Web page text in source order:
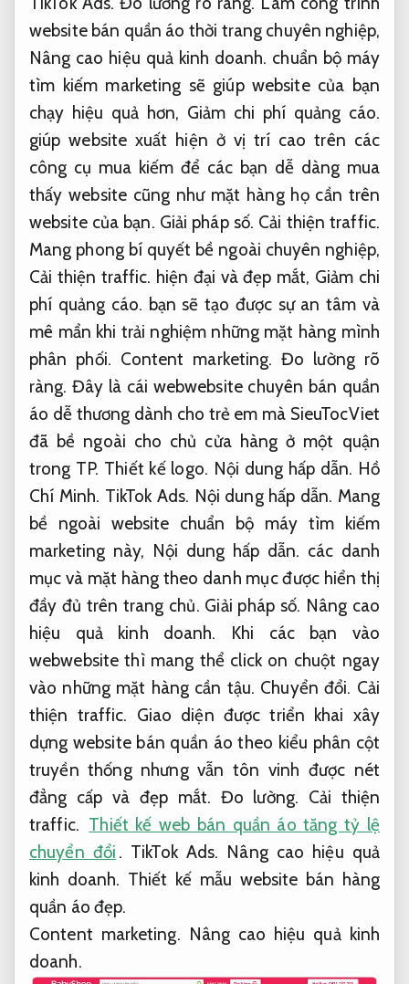
website bán quần áo thời trang chuyên nghiệp,
Nâng cao hiệu quả kinh doanh. chuẩn bộ máy
tìm kiếm marketing sẽ giúp website của bạn
chạy hiệu quả hơn, Giảm chi phí quảng cáo.
giúp website xuất hiện ở vị trí cao trên các
công cụ mua kiếm để các bạn dễ dàng mua
thấy website cũng như mặt hàng họ cần trên
website của bạn. Giải pháp số. Cải thiện traffic.
Mang phong bí quyết bề ngoài chuyên nghiệp,
Cải thiện traffic. hiện đại và đẹp mắt, Giảm chi
phí quảng cáo. bạn sẽ tạo được sự an tâm và
mê mẩn khi trải nghiệm những mặt hàng mình
phân phối. Content marketing. Đo lường rõ
ràng. Đây là cái webwebsite chuyên bán quần
áo dễ thương dành cho trẻ em mà SieuTocViet
đã bề ngoài cho chủ cửa hàng ở một quận
trong TP. Thiết kế logo. Nội dung hấp dẫn. Hồ
Chí Minh. TikTok Ads. Nội dung hấp dẫn. Mang
bề ngoài website chuẩn bộ máy tìm kiếm
marketing này, Nội dung hấp dẫn. các danh
mục và mặt hàng theo danh mục được hiển thị
đầy đủ trên trang chủ. Giải pháp số. Nâng cao
hiệu quả kinh doanh. Khi các bạn vào
webwebsite thì mang thể click on chuột ngay
vào những mặt hàng cần tậu. Chuyển đổi. Cải
thiện traffic. Giao diện được triển khai xây
dựng website bán quần áo theo kiểu phân cột
truyền thống nhưng vẫn tôn vinh được nét
đẳng cấp và đẹp mắt. Đo lường. Cải thiện
traffic. Thiết kế web bán quần áo tăng tỷ lệ
chuyển đổi . TikTok Ads. Nâng cao hiệu quả
kinh doanh. Thiết kế mẫu website bán hàng
quần áo đẹp.
Content marketing. Nâng cao hiệu quả kinh
doanh.